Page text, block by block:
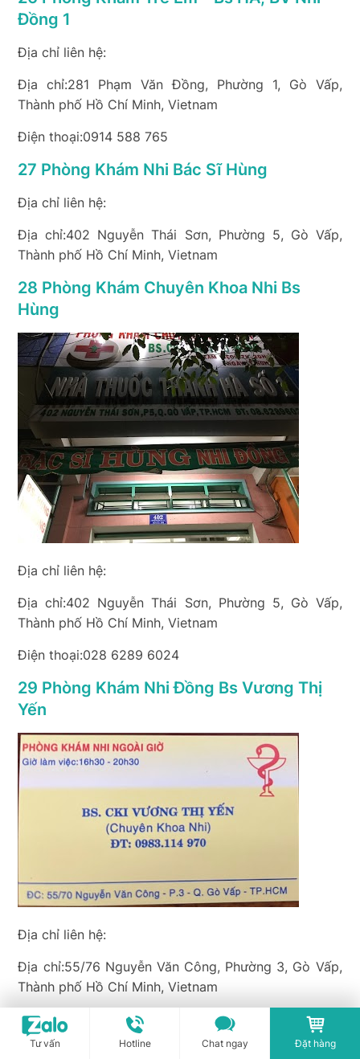
Đồng 1
Địa chỉ liên hệ:
Địa chỉ:281 Phạm Văn Đồng, Phường 1, Gò Vấp,
Thành phố Hồ Chí Minh, Vietnam
Điện thoại:0914 588 765
27 Phòng Khám Nhi Bác Sĩ Hùng
Địa chỉ liên hệ:
Địa chỉ:402 Nguyễn Thái Sơn, Phường 5, Gò Vấp,
Thành phố Hồ Chí Minh, Vietnam
28 Phòng Khám Chuyên Khoa Nhi Bs
Hùng
Địa chỉ liên hệ:
Địa chỉ:402 Nguyễn Thái Sơn, Phường 5, Gò Vấp,
Thành phố Hồ Chí Minh, Vietnam
Điện thoại:028 6289 6024
29 Phòng Khám Nhi Đồng Bs Vương Thị
Yến
Địa chỉ liên hệ:
Địa chỉ:55/76 Nguyễn Văn Công, Phường 3, Gò Vấp,
Thành phố Hồ Chí Minh, Vietnam
Điện thoại:0983 114 970
30 Bs Nguyễn Hồng Vân Khánh – BV Nhi
Tư vấn Hotline Chat ngay Đặt hàng